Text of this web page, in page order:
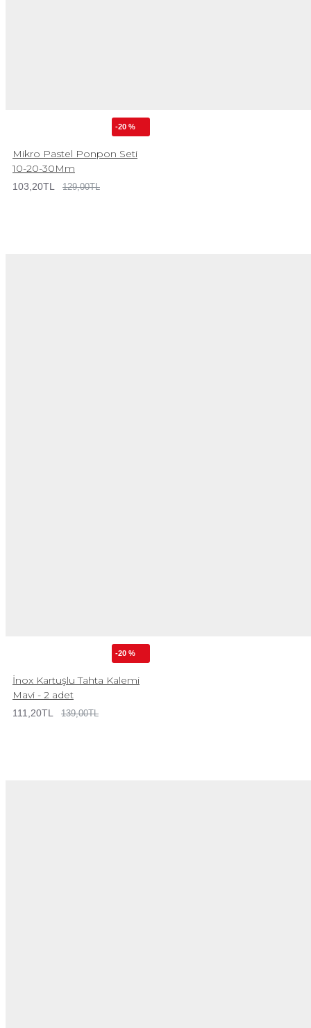
-20 %
Mikro Pastel Ponpon Seti
10-20-30Mm
103,20TL 129,00TL
-20 %
İnox Kartuşlu Tahta Kalemi
Mavi - 2 adet
111,20TL 139,00TL